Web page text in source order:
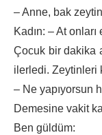
– Anne, bak
Kadın: – At onları
Çocuk bir dakika
ilerledi. Zeytinleri
– Ne yapıyorsun
Demesine vakit
Ben güldüm: